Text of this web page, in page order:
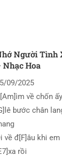
Người Tình
Nhạc Hoa
09/2025
về chốn ấy
bước chân
về đ[F]âu khi em
rồi